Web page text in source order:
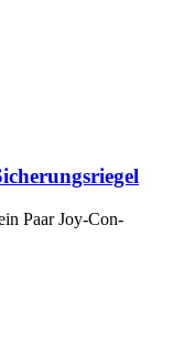
Paar Joy-Con-